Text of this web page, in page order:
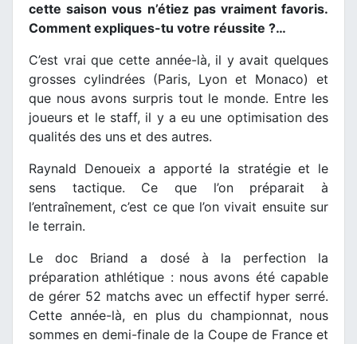
cette saison vous n’étiez pas vraiment favoris.
Comment expliques-tu votre réussite ?…
C’est vrai que cette année-là, il y avait quelques
grosses cylindrées (Paris, Lyon et Monaco) et
que nous avons surpris tout le monde. Entre les
joueurs et le staff, il y a eu une optimisation des
qualités des uns et des autres.
Raynald Denoueix a apporté la stratégie et le
sens tactique. Ce que l’on préparait à
l’entraînement, c’est ce que l’on vivait ensuite sur
le terrain.
Le doc Briand a dosé à la perfection la
préparation athlétique : nous avons été capable
de gérer 52 matchs avec un effectif hyper serré.
Cette année-là, en plus du championnat, nous
sommes en demi-finale de la Coupe de France et